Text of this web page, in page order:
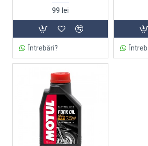
99 lei
Întrebări?